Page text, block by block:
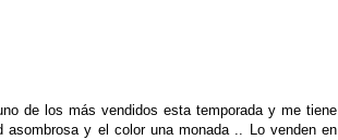
de los más vendidos esta temporada y me tiene
y el color una monada .. Lo venden en